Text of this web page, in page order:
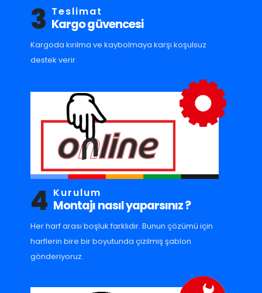
3 Teslimat
Kargo güvencesi
Kargoda kırılma ve kaybolmaya karşı koşulsuz
destek verir.
4 Kurulum
Montajı nasıl yaparsınız ?
Her harf arası boşluk farklıdır. Bunun çözümü için
harflerin bire bir boyutunda çizilmiş şablon
gönderiyoruz.